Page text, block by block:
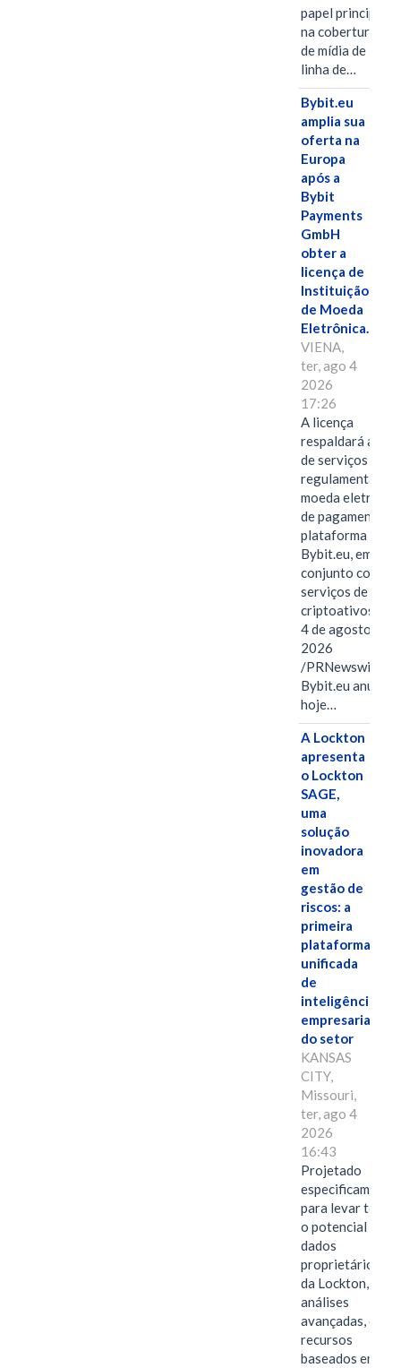
papel principal
na cobertura
de mídia de
linha de…
Bybit.eu
amplia sua
oferta na
Europa
após a
Bybit
Payments
GmbH
obter a
licença de
Instituição
de Moeda
Eletrônica.
VIENA,
ter, ago 4
2026
17:26
A licença
respaldará a
de serviços
regulamentados
moeda
de pagamentos
plataforma
Bybit.eu, em
conjunto com os
serviços de
4 de agosto de
2026
/PRNewswire/
Bybit.eu
hoje…
A Lockton
apresenta
o Lockton
SAGE,
uma
solução
inovadora
em
gestão de
riscos: a
primeira
plataforma
unificada
de
inteligência
empresarial
do setor
KANSAS
CITY,
Missouri,
ter, ago 4
2026
16:43
Projetado
especificamente
para levar todo
o potencial dos
dados
proprietários
da Lockton, das
análises
avançadas, dos
recursos
baseados em IA